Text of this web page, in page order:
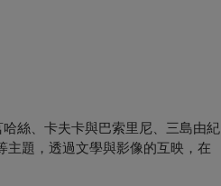
絲、卡夫卡與巴索里尼、三島由紀
主題，透過文學與影像的互映，在